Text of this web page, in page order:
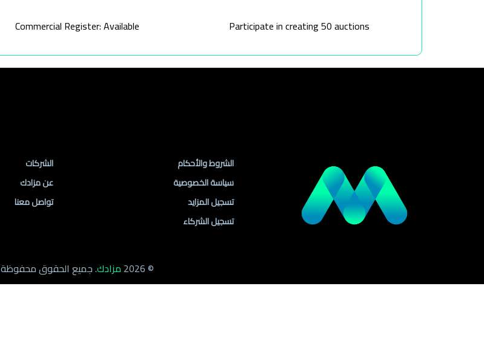
Participate in creating 50 auctions
Commercial Register: Available
الشروط والأحكام
سياسة الخصوصية
تسجيل المزايد
تسجيل الشركاء
الشركات
عن مزادك
تواصل معنا
© 2026 مزادك. جميع الحقوق محفوظة